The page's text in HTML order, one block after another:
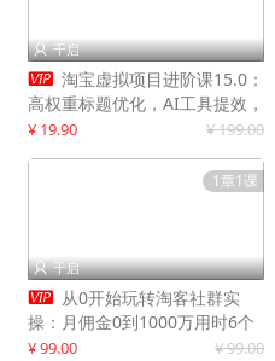
 千启
 淘宝虚拟项目进阶课15.0：
高权重标题优化，AI工具提效，
自动盈利模式搭建
¥ 19.90 ¥ 199.00
1章1课
 千启
 从0开始玩转淘客社群实
操：月佣金0到1000万用时6个
月
¥ 99.00 ¥ 99.00